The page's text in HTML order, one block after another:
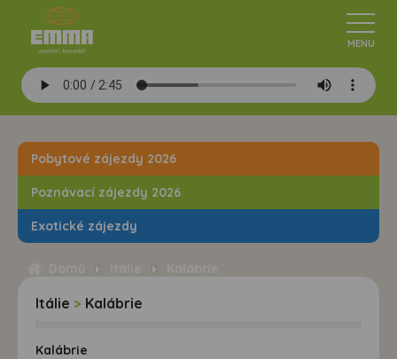
Pobytové zájezdy 2026
Poznávací zájezdy 2026
Exotické zájezdy
Itálie > Kalábrie
Kalábrie